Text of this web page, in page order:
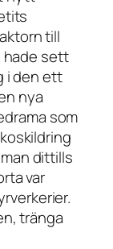
till
hade sett
i den ett
nya
som
dittills
var
tränga